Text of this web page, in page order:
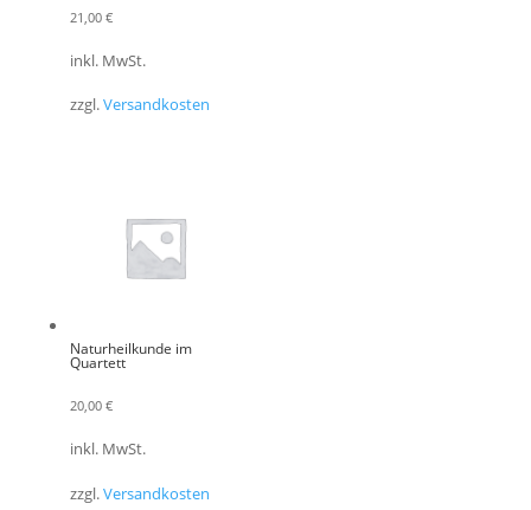
21,00 €
inkl. MwSt.
zzgl.Versandkosten
Naturheilkunde im
Quartett
20,00 €
inkl. MwSt.
zzgl.Versandkosten